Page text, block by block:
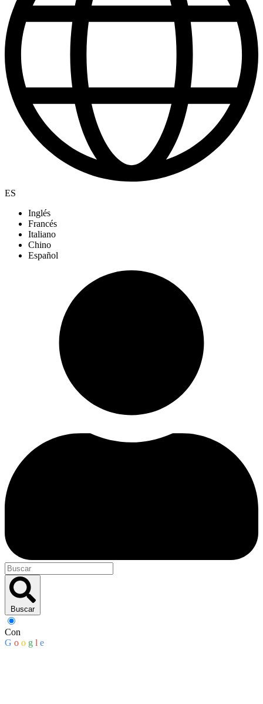
ES
Inglés
Francés
Italiano
Chino
Español
Buscar
Con
G o o g l e